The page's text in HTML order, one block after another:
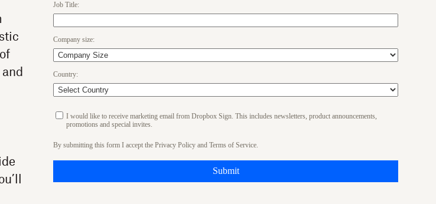
Job Title:
Company size:
Country:
I would like to receive marketing email from Dropbox Sign. This includes newsletters, product announcements,
promotions and special invites.
By submitting this form I accept the Privacy Policy and Terms of Service
Submit